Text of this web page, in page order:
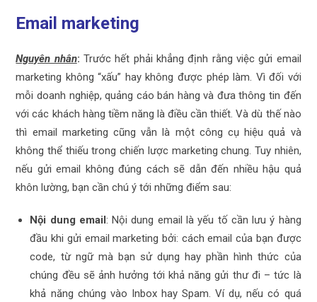
Email marketing
Nguyên nhân: Trước hết phải khẳng định rằng việc gửi email
marketing không “xấu” hay không được phép làm. Vì đối với
mỗi doanh nghiệp, quảng cáo bán hàng và đưa thông tin đến
với các khách hàng tiềm năng là điều cần thiết. Và dù thế nào
thì email marketing cũng vẫn là một công cụ hiệu quả và
không thể thiếu trong chiến lược marketing chung. Tuy nhiên,
nếu gửi email không đúng cách sẽ dẫn đến nhiều hậu quả
khôn lường, bạn cần chú ý tới những điểm sau:
Nội dung email: Nội dung email là yếu tố cần lưu ý hàng
đầu khi gửi email marketing bởi: cách email của bạn được
code, từ ngữ mà bạn sử dụng hay phần hình thức của
chúng đều sẽ ảnh hưởng tới khả năng gửi thư đi – tức là
khả năng chúng vào Inbox hay Spam. Ví dụ, nếu có quá